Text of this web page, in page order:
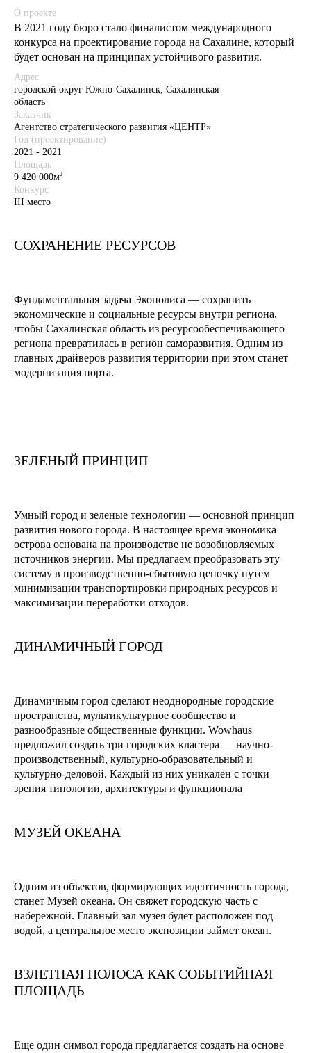
О проекте
В 2021 году бюро стало финалистом международного
конкурса на проектирование города на Сахалине, который
будет основан на принципах устойчивого развития.
Адрес
городской округ Южно-Сахалинск, Сахалинская
область
Заказчик
Агентство стратегического развития «ЦЕНТР»
Год (проектирование)
2021 - 2021
Площадь
9 420 000м2
Конкурс
III место
СОХРАНЕНИЕ РЕСУРСОВ
Фундаментальная задача Экополиса — сохранить
экономические и социальные ресурсы внутри региона,
чтобы Сахалинская область из ресурсообеспечивающего
региона превратилась в регион саморазвития. Одним из
главных драйверов развития территории при этом станет
модернизация порта.
ЗЕЛЕНЫЙ ПРИНЦИП
Умный город и зеленые технологии — основной принцип
развития нового города. В настоящее время экономика
острова основана на производстве не возобновляемых
источников энергии. Мы предлагаем преобразовать эту
систему в производственно-сбытовую цепочку путем
минимизации транспортировки природных ресурсов и
максимизации переработки отходов.
ДИНАМИЧНЫЙ ГОРОД
Динамичным город сделают неоднородные городские
пространства, мультикультурное сообщество и
разнообразные общественные функции. Wowhaus
предложил создать три городских кластера — научно-
производственный, культурно-образовательный и
культурно-деловой. Каждый из них уникален с точки
зрения типологии, архитектуры и функционала
МУЗЕЙ ОКЕАНА
Одним из объектов, формирующих идентичность города,
станет Музей океана. Он свяжет городскую часть с
набережной. Главный зал музея будет расположен под
водой, а центральное место экспозиции займет океан.
ВЗЛЕТНАЯ ПОЛОСА КАК СОБЫТИЙНАЯ
ПЛОЩАДЬ
Еще один символ города предлагается создать на основе